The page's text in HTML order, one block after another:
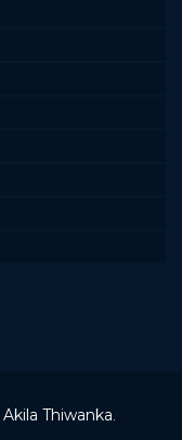
Akila Thiwanka.